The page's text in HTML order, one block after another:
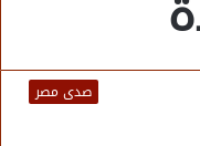
صدى مصر